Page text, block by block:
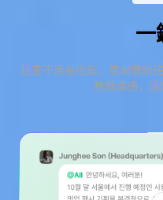
一
語言不再是阻礙，無需借助
無縫溝通，讓